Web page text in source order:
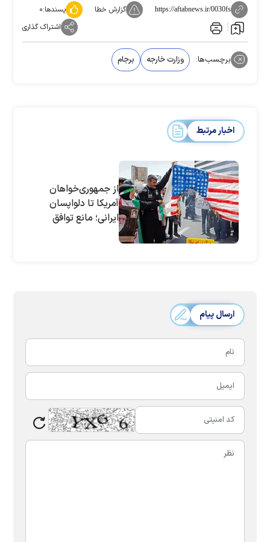
https://aftabnews.ir/0030fs گزارش خطا پسندها:۰
اشتراک گذاری
برچسب‌ها: وزارت خارجه برجام
اخبار مرتبط
از جمهوری‌‌خواهان
آمریکا تا دلواپسان
ایرانی؛ مانع توافق
ارسال پیام